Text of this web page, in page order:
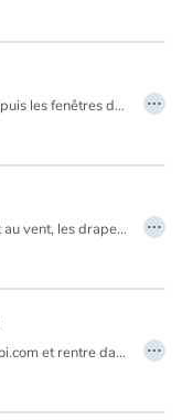
« Cléopâtre observe la ville depuis les fenêtres du palais. Le spectacle est terrible. Ptolémée a soulevé le peuple contre elle et une guerre civile a éclaté. La jeune femme trépigne, si elle le pouvait, elle irait se battre, elle-même.
— Nous n’avons que deux légions, lui répond César. »
…
Morceaux de tissus qui flottent au vent, les drapeaux sont visibles partout dans le monde. Ils forment une sorte de langage. Parfois même un code secret étonnant. Histoire d'objet, une façon de redécouvrir le monde qui nous entoure à travers un objet familier.
…
Halima surfe sur quimangequoi.com et rentre dans une machine à remonter le temps... …